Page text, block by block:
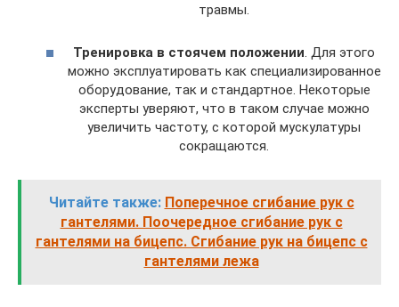
травмы.
Тренировка в стоячем положении. Для этого
можно эксплуатировать как специализированное
оборудование, так и стандартное. Некоторые
эксперты уверяют, что в таком случае можно
увеличить частоту, с которой мускулатуры
сокращаются.
Читайте также: Поперечное сгибание рук с
гантелями. Поочередное сгибание рук с
гантелями на бицепс. Сгибание рук на бицепс с
гантелями лежа